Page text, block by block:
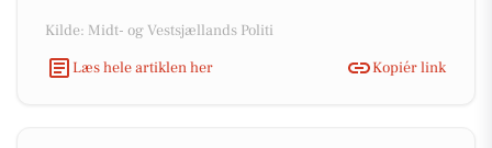
Kilde: Midt- og Vestsjællands Politi
Læs hele artiklen her
Kopiér link